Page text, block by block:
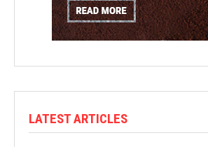
LATEST ARTICLES